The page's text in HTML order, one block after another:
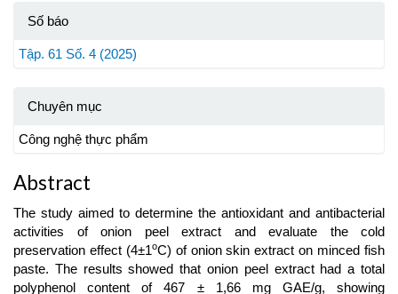
Số báo
Tập. 61 Số. 4 (2025)
Chuyên mục
Công nghệ thực phẩm
Abstract
The study aimed to determine the antioxidant and antibacterial
activities of onion peel extract and evaluate the cold
preservation effect (4±1oC) of onion skin extract on minced fish
paste. The results showed that onion peel extract had a total
polyphenol content of 467 ± 1,66 mg GAE/g, showing